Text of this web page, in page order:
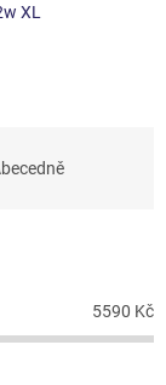
XL
5590 Kč